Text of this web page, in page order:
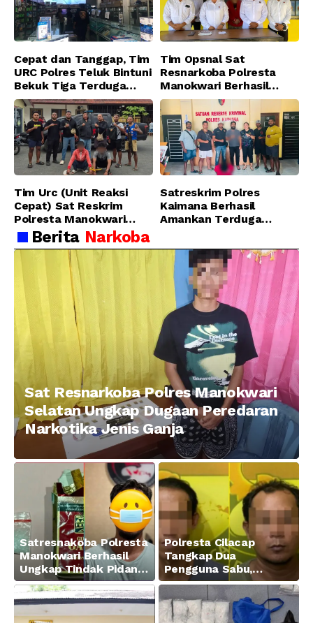
Cepat dan Tanggap, Tim
URC Polres Teluk Bintuni
Bekuk Tiga Terduga
Pelaku Pencurian di SMA
Sanawesen
Tim Opsnal Sat
Resnarkoba Polresta
Manokwari Berhasil
Ungkap Kasus Tindak
Pidana Narkotika
Golongan I Jenis Shabu
di SP 4 Distrik Prafi kab.
Manokwari
Tim Urc (Unit Reaksi
Cepat) Sat Reskrim
Polresta Manokwari
Berhasil Tangkap 2
Pelaku Pengeroyokan di
Taman Ria kab.
Manokwari
Satreskrim Polres
Kaimana Berhasil
Amankan Terduga
Menggunakan Senjata
Tajam
Berita Narkoba
Sat Resnarkoba Polres Manokwari
Selatan Ungkap Dugaan Peredaran
Narkotika Jenis Ganja
Satresnakoba Polresta
Manokwari Berhasil
Ungkap Tindak Pidana
Narkotika Golongan I
Jenis Sabu di Jalan
Swapen Perkebunan
Polresta Cilacap
Tangkap Dua
Pengguna Sabu,
Amankan Paket 0,34
Gram